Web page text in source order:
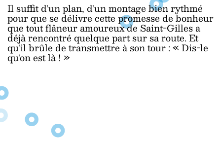
Il suffit d'un plan, d'un montage bien rythmé
pour que se délivre cette promesse de bonheur
que tout flâneur amoureux de Saint-Gilles a
déjà rencontré quelque part sur sa route. Et
qu'il brûle de transmettre à son tour : «Dis-le
qu'on est là ! »